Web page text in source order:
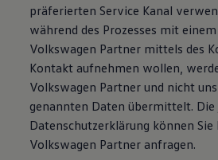
präferierten Service Kanal
während des Prozesses mit
Volkswagen Partner mittels des
Kontakt aufnehmen wollen,
Volkswagen Partner und nicht
genannten Daten übermittelt. Die
Datenschutzerklärung können
Volkswagen Partner anfragen.